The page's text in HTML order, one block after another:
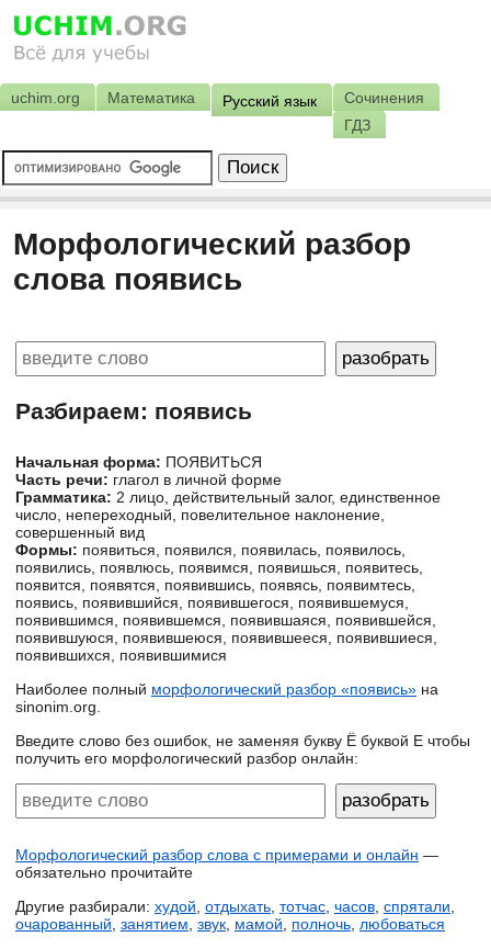
uchim.org Математика Русский язык
Сочинения
ГДЗ
Морфологический разбор
слова появись
Разбираем: появись
Начальная форма: ПОЯВИТЬСЯ
Часть речи: глагол в личной форме
Грамматика: 2 лицо, действительный залог, единственное
число, непереходный, повелительное наклонение,
совершенный вид
Формы: появиться, появился, появилась, появилось,
появились, появлюсь, появимся, появишься, появитесь,
появится, появятся, появившись, появясь, появимтесь,
появись, появившийся, появившегося, появившемуся,
появившимся, появившемся, появившаяся, появившейся,
появившуюся, появившеюся, появившееся, появившиеся,
появившихся, появившимися
Наиболее полный морфологический разбор «появись» на
sinonim.org.
Введите слово без ошибок, не заменяя букву Ё буквой Е чтобы
получить его морфологический разбор онлайн:
Морфологический разбор слова с примерами и онлайн —
обязательно прочитайте
Другие разбирали: худой отдыхать тотчас часов спрятали
очарованный занятием звук мамой полночь любоваться